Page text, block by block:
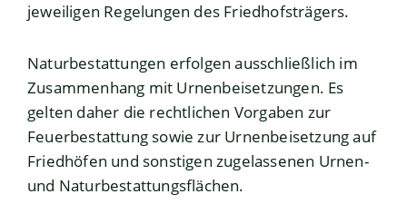
jeweiligen Regelungen des Friedhofsträgers.
Naturbestattungen erfolgen ausschließlich im
Zusammenhang mit Urnenbeisetzungen. Es
gelten daher die rechtlichen Vorgaben zur
Feuerbestattung sowie zur Urnenbeisetzung auf
Friedhöfen und sonstigen zugelassenen Urnen-
und Naturbestattungsflächen.